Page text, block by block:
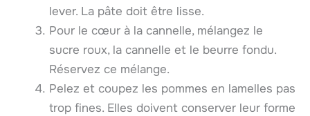
lever. La pâte doit être lisse.
Pour le cœur à la cannelle, mélangez le
sucre roux, la cannelle et le beurre fondu.
Réservez ce mélange.
Pelez et coupez les pommes en lamelles pas
trop fines. Elles doivent conserver leur forme